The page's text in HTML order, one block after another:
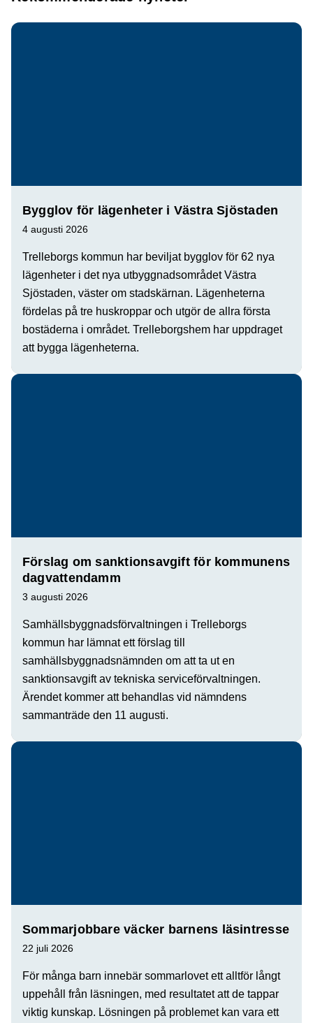
Bygglov för lägenheter i Västra Sjöstaden
4 augusti 2026
Trelleborgs kommun har beviljat bygglov för 62 nya
lägenheter i det nya utbyggnadsområdet Västra
Sjöstaden, väster om stadskärnan. Lägenheterna
fördelas på tre huskroppar och utgör de allra första
bostäderna i området. Trelleborgshem har uppdraget
att bygga lägenheterna.
Förslag om sanktionsavgift för kommunens
dagvattendamm
3 augusti 2026
Samhällsbyggnadsförvaltningen i Trelleborgs
kommun har lämnat ett förslag till
samhällsbyggnadsnämnden om att ta ut en
sanktionsavgift av tekniska serviceförvaltningen.
Ärendet kommer att behandlas vid nämndens
sammanträde den 11 augusti.
Sommarjobbare väcker barnens läsintresse
22 juli 2026
För många barn innebär sommarlovet ett alltför långt
uppehåll från läsningen, med resultatet att de tappar
viktig kunskap. Lösningen på problemet kan vara ett